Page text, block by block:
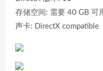
存储空间: 需要 40 GB 可
声卡: DirectX compatible